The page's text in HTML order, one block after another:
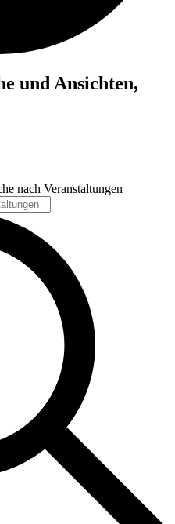
und Ansichten,
nach Veranstaltungen